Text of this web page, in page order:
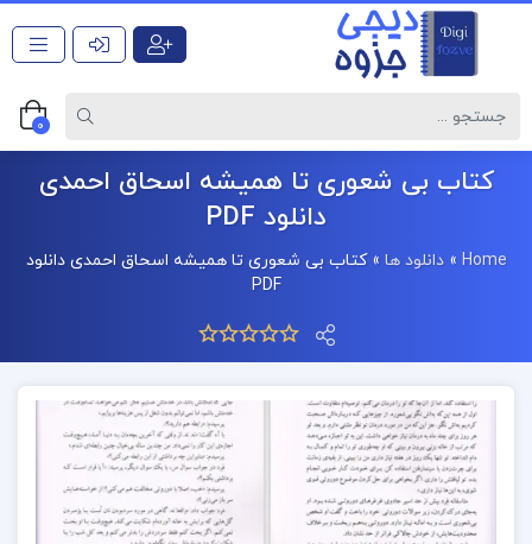
0
کتاب بی شعوری تا همیشه اسحاق احمدی
دانلود PDF
Home
»دانلود ها »کتاب بی شعوری تا همیشه اسحاق احمدی دانلود
PDF